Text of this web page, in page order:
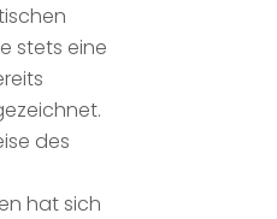
stets eine
des
hat sich